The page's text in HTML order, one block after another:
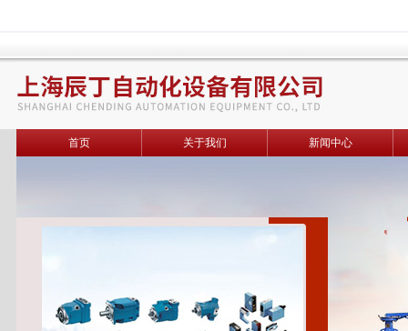
首页 关于我们 新闻中心